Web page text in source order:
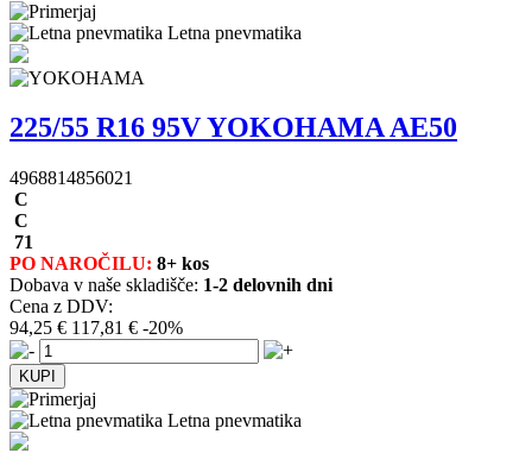
Letna pnevmatika
225/55 R16 95V YOKOHAMA AE50
4968814856021
C
C
71
PO NAROČILU: 8+ kos
Dobava v naše skladišče: 1-2 delovnih dni
Cena z DDV:
94,25 € 117,81 € -20%
Letna pnevmatika